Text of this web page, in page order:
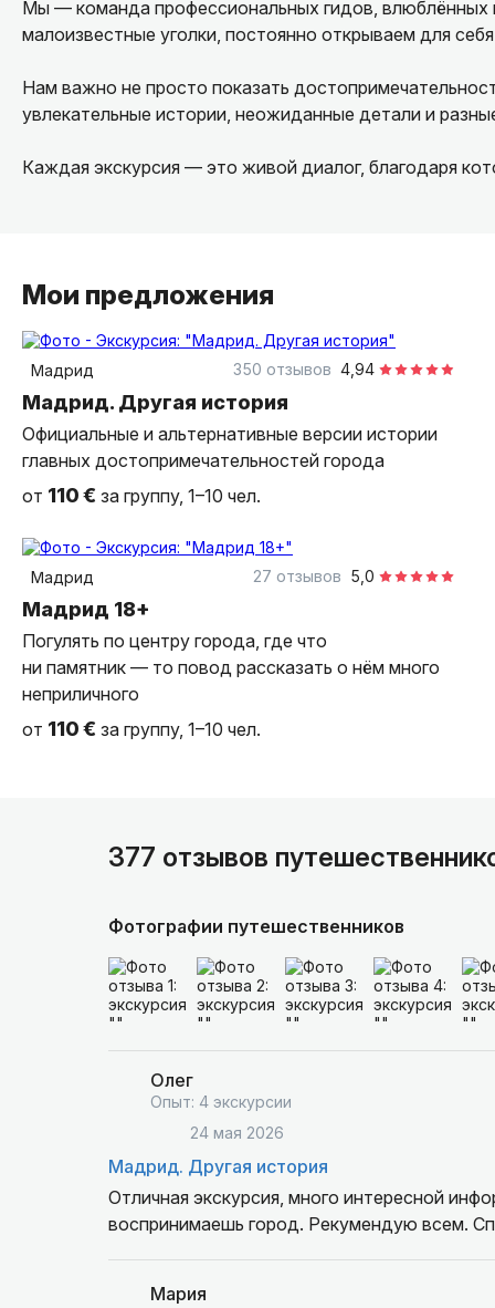
Мы — команда профессиональных гидов, влюблённых
малоизвестные уголки, постоянно открываем для
Нам важно не просто показать
увлекательные истории, неожиданные детали и
Каждая экскурсия — это живой диалог, благодаря
Мои предложения
Мадрид 4,94
350 отзывов
Мадрид. Другая история
Официальные и альтернативные версии истории
главных достопримечательностей города
от 110 € за группу, 1–10 чел.
Мадрид 5,0
27 отзывов
Мадрид 18+
Погулять по центру города, где что
ни памятник — то повод рассказать о нём много
неприличного
от 110 € за группу, 1–10 чел.
377 отзывов
Фотографии путешественников
Олег
Опыт: 4 экскурсии
24 мая 2026
Мадрид. Другая история
Отличная экскурсия, много интересной
воспринимаешь город. Рекумендую всем.
Мария